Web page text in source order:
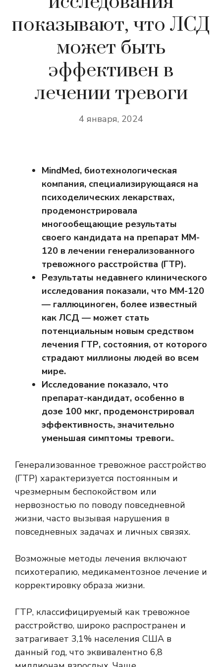
показывают, что ЛСД
может быть
эффективен в
лечении тревоги
4 января, 2024
MindMed, биотехнологическая
компания, специализирующаяся на
психоделических лекарствах,
продемонстрировала
многообещающие результаты
своего кандидата на препарат MM-
120 в лечении генерализованного
тревожного расстройства (ГТР).
Результаты недавнего клинического
исследования показали, что ММ-120
— галлюциноген, более известный
как ЛСД — может стать
потенциальным новым средством
лечения ГТР, состояния, от которого
страдают миллионы людей во всем
мире.
Исследование показало, что
препарат-кандидат, особенно в
дозе 100 мкг, продемонстрировал
эффективность, значительно
уменьшая симптомы тревоги..
Генерализованное тревожное расстройство
(ГТР) характеризуется постоянным и
чрезмерным беспокойством или
нервозностью по поводу повседневной
жизни, часто вызывая нарушения в
повседневных задачах и личных связях.
Возможные методы лечения включают
психотерапию, медикаментозное лечение и
корректировку образа жизни.
ГТР, классифицируемый как тревожное
расстройство, широко распространен и
затрагивает 3,1% населения США в
данный год, что эквивалентно 6,8